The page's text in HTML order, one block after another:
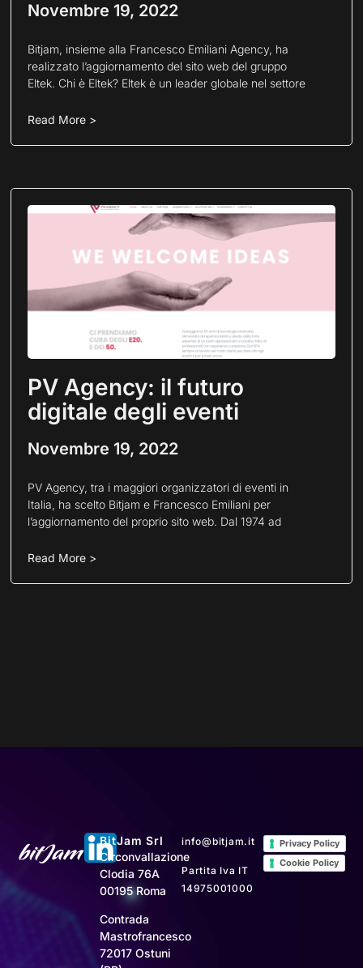
Novembre 19, 2022
Bitjam, insieme alla Francesco Emiliani Agency, ha
realizzato l’aggiornamento del sito web del gruppo
Eltek. Chi è Eltek? Eltek è un leader globale nel settore
Read More >
PV Agency: il futuro
digitale degli eventi
Novembre 19, 2022
PV Agency, tra i maggiori organizzatori di eventi in
Italia, ha scelto Bitjam e Francesco Emiliani per
l’aggiornamento del proprio sito web. Dal 1974 ad
Read More >
BitJam Srl
Circonvallazione
Clodia 76A
00195 Roma
Contrada
Mastrofrancesco
72017 Ostuni
info@bitjam.it
Partita Iva IT
14975001000
Privacy Policy
Cookie Policy